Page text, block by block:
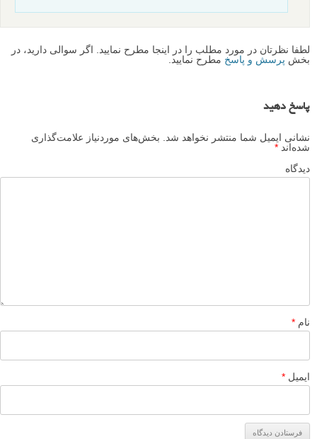
لطفا نظرتان در مورد مطلب را در اینجا مطرح نمایید. اگر سوالی دارید، در
بخش پرسش و پاسخ مطرح نمایید.
پاسخ دهید
نشانی ایمیل شما منتشر نخواهد شد.
بخش‌های موردنیاز علامت‌گذاری
شده‌اند *
دیدگاه
نام *
ایمیل *